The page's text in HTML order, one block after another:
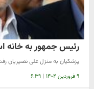
رئیس جمهور به خانه
پزشکیان به منزل علی نصیریان
۹ فروردین ۱۴۰۴ | ۶:۳۹